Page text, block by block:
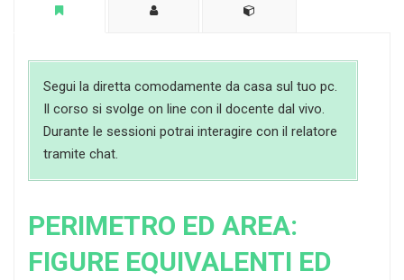
Segui la diretta comodamente da casa sul tuo pc.
Il corso si svolge on line con il docente dal vivo.
Durante le sessioni potrai interagire con il relatore
tramite chat.
PERIMETRO ED AREA:
FIGURE EQUIVALENTI ED